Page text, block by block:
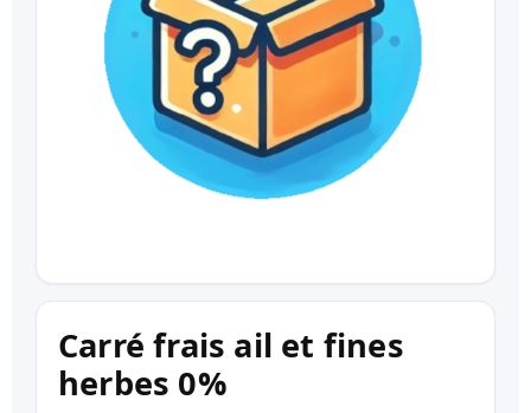
Carré frais ail et fines
herbes 0%